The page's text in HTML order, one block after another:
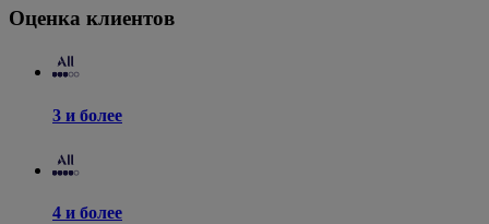
Оценка клиентов
3 и более
4 и более